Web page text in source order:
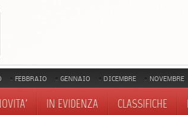
FEBBRAIO GENNAIO DICEMBRE NOVEMBRE
IN EVIDENZA CLASSIFICHE